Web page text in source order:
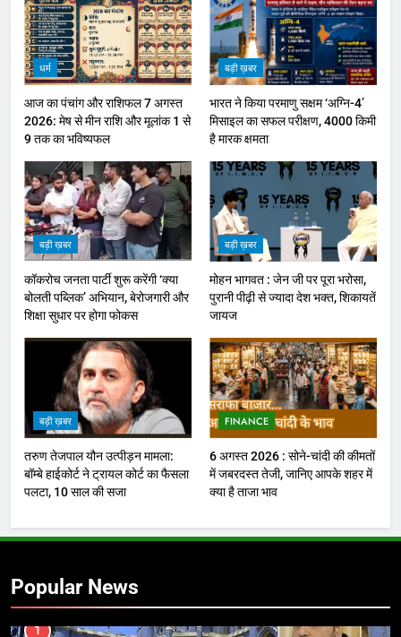
धर्म
आज का पंचांग और राशिफल 7 अगस्त
2026: मेष से मीन राशि और मूलांक 1 से
9 तक का भविष्यफल
बड़ी ख़बर
भारत ने किया परमाणु सक्षम ‘अग्नि-4’
मिसाइल का सफल परीक्षण, 4000 किमी
है मारक क्षमता
बड़ी ख़बर
कॉकरोच जनता पार्टी शुरू करेंगी ‘क्या
बोलती पब्लिक’ अभियान, बेरोजगारी और
शिक्षा सुधार पर होगा फोकस
बड़ी ख़बर
मोहन भागवत : जेन जी पर पूरा भरोसा,
पुरानी पीढ़ी से ज्यादा देश भक्त, शिकायतें
जायज
बड़ी ख़बर
तरुण तेजपाल यौन उत्पीड़न मामला:
बॉम्बे हाईकोर्ट ने ट्रायल कोर्ट का फैसला
पलटा, 10 साल की सजा
FINANCE
6 अगस्त 2026 : सोने-चांदी की कीमतों
में जबरदस्त तेजी, जानिए आपके शहर में
क्या है ताजा भाव
Popular News
1